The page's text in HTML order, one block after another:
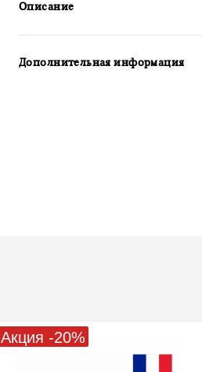
Описание
Дополнительная информация
Акция -20%